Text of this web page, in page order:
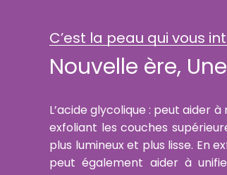
C’est la peau qui vous
Nouvelle ère,
L’acide glycolique : peut aider
exfoliant les couches
plus lumineux et plus lisse. En
peut également aider à